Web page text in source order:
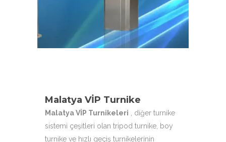
Bilişim olarak aşağıdaki ürün çeşitleri ile
hizmetinizdeyiz.
Malatya VİP Turnike
Malatya VİP Turnikeleri , diğer turnike
sistemi çeşitleri olan tripod turnike, boy
turnike ve hızlı geçiş turnikelerinin